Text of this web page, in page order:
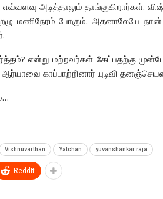
அடித்தாலும் தாங்குகிறார்கள்.
மணிநேரம் போகும். அதனாலேயே நான்
என்று மற்றவர்கள் கேட்பதற்கு
காப்பாற்றினார் யுடிவி
Vishnuvarthan Yatchan yuvanshankar raja
ReddIt